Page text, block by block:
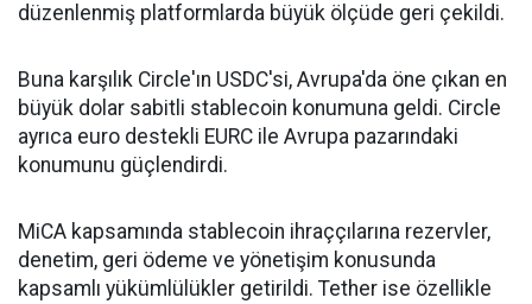
düzenlenmiş platformlarda büyük ölçüde geri çekildi.
Buna karşılık Circle'ın USDC'si, Avrupa'da öne çıkan en
büyük dolar sabitli stablecoin konumuna geldi. Circle
ayrıca euro destekli EURC ile Avrupa pazarındaki
konumunu güçlendirdi.
MiCA kapsamında stablecoin ihraççılarına rezervler,
denetim, geri ödeme ve yönetişim konusunda
kapsamlı yükümlülükler getirildi. Tether ise özellikle